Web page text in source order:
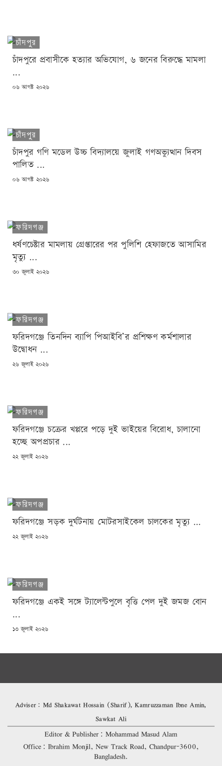
চাঁদপুর
চাঁদপুরে প্রবাসীকে হত্যার অভিযোগ, ৬ জনের বিরুদ্ধে মামলা
...
POSTED
০৬ আগষ্ট ২০২৬
চাঁদপুর
চাঁদপুর গণি মডেল উচ্চ বিদ্যালয়ে জুলাই গণঅভ্যুত্থান দিবস
পালিত ...
POSTED
০৬ আগষ্ট ২০২৬
ফরিদগঞ্জ
ধর্ষণচেষ্টার মামলায় গ্রেপ্তারের পর পুলিশি হেফাজতে আসামির
মৃত্যু ...
POSTED
৩০ জুলাই ২০২৬
ফরিদগঞ্জ
ফরিদগঞ্জে তিনদিন ব্যাপি পিআইবি’র প্রশিক্ষণ কর্মশালার
উদ্বোধন ...
POSTED
২৬ জুলাই ২০২৬
ফরিদগঞ্জ
ফরিদগঞ্জে চক্রের খপ্পরে পড়ে দুই ভাইয়ের বিরোধ, চালানো
হচ্ছে অপপ্রচার ...
POSTED
২২ জুলাই ২০২৬
ফরিদগঞ্জ
ফরিদগঞ্জে সড়ক দুর্ঘটনায় মোটরসাইকেল চালকের মৃত্যু ...
POSTED
২২ জুলাই ২০২৬
ফরিদগঞ্জ
ফরিদগঞ্জে একই সঙ্গে ট্যালেন্টপুলে বৃত্তি পেল দুই জমজ বোন
...
POSTED
১৩ জুলাই ২০২৬
Adviser: Md Shakawat Hossain (Sharif), Kamruzzaman Ibne Amin,
Sawkat Ali
Editor & Publisher: Mohammad Masud Alam
Office: Ibrahim Monjil, New Track Road, Chandpur-3600,
Bangladesh.